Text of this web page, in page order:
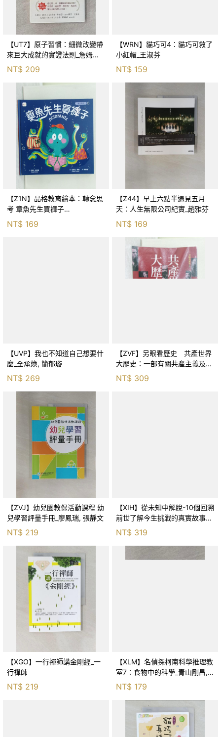
【UT7】原子習慣：細微改變帶
來巨大成就的實證法則_詹姆斯‧
克利爾, 蔡世偉
NT$ 209
【WRN】貓巧可4：貓巧可救了
小紅帽_王淑芬
NT$ 159
【Z1N】品格教育繪本：轉念思
考 章魚先生買褲子
(Octopants)_蘇西‧西尼爾, 黃筱
茵
NT$ 169
【Z44】早上六點半遇見五月
天：人生無限公司紀實_趙雅芬
NT$ 169
【UVP】我也不知道自己想要什
麼_全承煥, 簡郁璇
NT$ 269
【ZVF】另眼看歷史 共產世界
大歷史：一部有關共產主義及共
產黨兩百年的興衰史_呂正理
NT$ 309
【ZVJ】幼兒園教保活動課程 幼
兒學習評量手冊_廖鳳瑞, 張靜文
NT$ 219
【XIH】從未知中解脫-10個回溯
前世了解今生挑戰的真實故事_
羅伯特．舒
NT$ 319
【XGO】一行禪師講金剛經_一
行禪師
NT$ 219
【XLM】名偵探柯南科學推理教
室7：食物中的科學_青山剛昌,
NT$ 179